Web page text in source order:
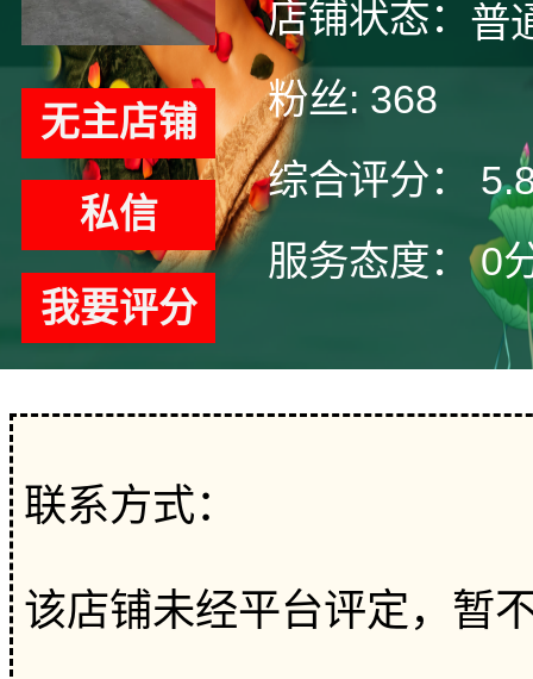
无主店铺
私信
我要评分
店铺状态： 普
粉丝: 368
综合评分：
服务态度： 0
联系方式：
该店铺未经平台评定，暂